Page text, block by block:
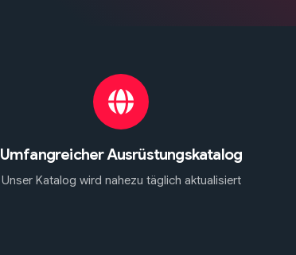
Umfangreicher Ausrüstungskatalog
Unser Katalog wird nahezu täglich aktualisiert